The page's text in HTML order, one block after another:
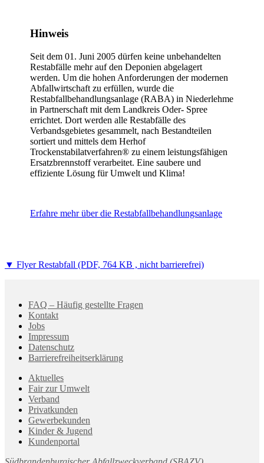
Hinweis
Seit dem 01. Juni 2005 dürfen keine unbehandelten
Restabfälle mehr auf den Deponien abgelagert
werden. Um die hohen Anforderungen der modernen
Abfallwirtschaft zu erfüllen, wurde die
Restabfallbehandlungsanlage (RABA) in Niederlehme
in Partnerschaft mit dem Landkreis Oder- Spree
errichtet. Dort werden alle Restabfälle des
Verbandsgebietes gesammelt, nach Bestandteilen
sortiert und mittels dem Herhof
Trockenstabilatverfahren® zu einem leistungsfähigen
Ersatzbrennstoff verarbeitet. Eine saubere und
effiziente Lösung für Umwelt und Klima!
Erfahre mehr über die Restabfallbehandlungsanlage
▼ Flyer Restabfall (PDF, 764 KB , nicht barrierefrei)
FAQ – Häufig gestellte Fragen
Kontakt
Jobs
Impressum
Datenschutz
Barrierefreiheitserklärung
Aktuelles
Fair zur Umwelt
Verband
Privatkunden
Gewerbekunden
Kinder & Jugend
Kundenportal